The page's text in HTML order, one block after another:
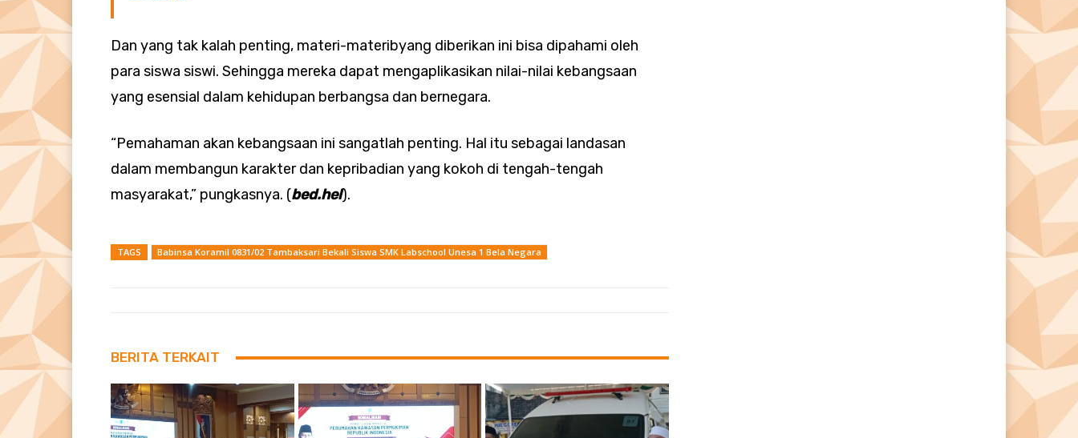
Dan yang tak kalah penting, materi-materibyang diberikan ini bisa dipahami oleh
para siswa siswi. Sehingga mereka dapat mengaplikasikan nilai-nilai kebangsaan
yang esensial dalam kehidupan berbangsa dan bernegara.
“Pemahaman akan kebangsaan ini sangatlah penting. Hal itu sebagai landasan
dalam membangun karakter dan kepribadian yang kokoh di tengah-tengah
masyarakat,” pungkasnya. (bed.hel).
TAGS Babinsa Koramil 0831/02 Tambaksari Bekali Siswa SMK Labschool Unesa 1 Bela Negara
BERITA TERKAIT